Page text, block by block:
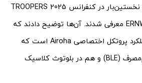
این آسیب‌پذیری‌ها برای نخستین‌بار در کنفرانس TROOPERS 2025
توسط محققان شرکت ERNW معرفی شدند. آن‌ها توضیح دادند که
ریشه مشکل در نحوه عملکرد پروتکل اختصاصی Airoha است که
هم در حالت بلوتوث کم‌مصرف (BLE) و هم در بلوتوث کلاسیک